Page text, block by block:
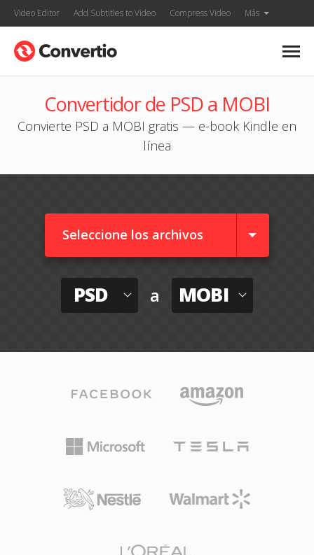
Video Editor Add Subtitles to Video Compress Video Más
Convertidor de PSD a MOBI
Convierte PSD a MOBI gratis — e-book Kindle en
línea
Seleccione los archivos
PSD a MOBI